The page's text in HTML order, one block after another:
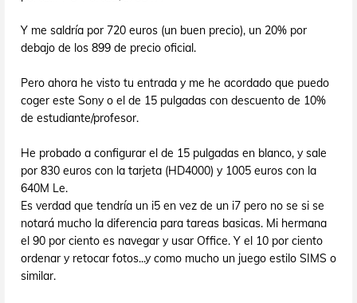
Y me saldría por 720 euros (un buen precio), un 20% por
debajo de los 899 de precio oficial.
Pero ahora he visto tu entrada y me he acordado que puedo
coger este Sony o el de 15 pulgadas con descuento de 10%
de estudiante/profesor.
He probado a configurar el de 15 pulgadas en blanco, y sale
por 830 euros con la tarjeta (HD4000) y 1005 euros con la
640M Le.
Es verdad que tendría un i5 en vez de un i7 pero no se si se
notará mucho la diferencia para tareas basicas. Mi hermana
el 90 por ciento es navegar y usar Office. Y el 10 por ciento
ordenar y retocar fotos...y como mucho un juego estilo SIMS o
similar.